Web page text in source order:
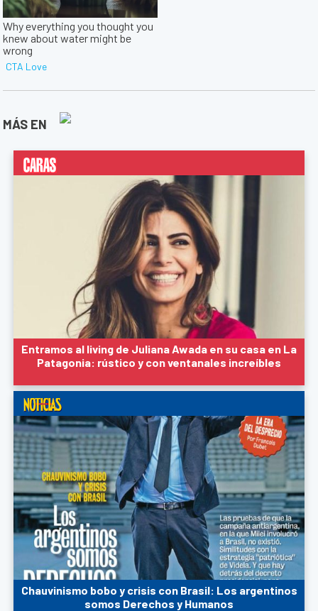
MÁS EN
Entramos al living de Juliana Awada en su casa en La
Patagonia: rústico y con ventanales increíbles
Chauvinismo bobo y crisis con Brasil: Los argentinos
somos Derechos y Humanos